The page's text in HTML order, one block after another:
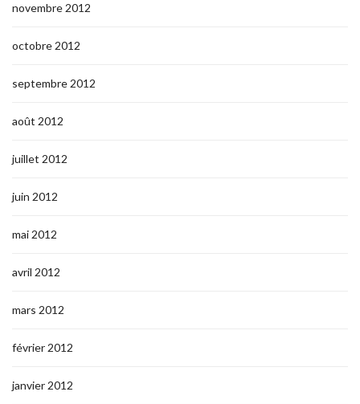
novembre 2012
octobre 2012
septembre 2012
août 2012
juillet 2012
juin 2012
mai 2012
avril 2012
mars 2012
février 2012
janvier 2012